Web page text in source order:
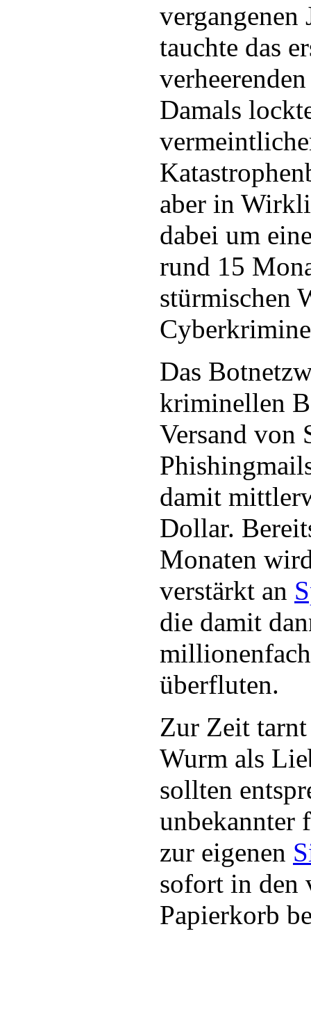
vergangenen
tauchte das
Damals
aber in
dabei um
rund 15
stürmischen
Das
kriminellen
Versand von
damit
Dollar.
Monaten
verstärkt an
die damit
überfluten.
Zur Zeit
Wurm als
sollten
unbekannter
zur eigenen
sofort in den
Papierkorb